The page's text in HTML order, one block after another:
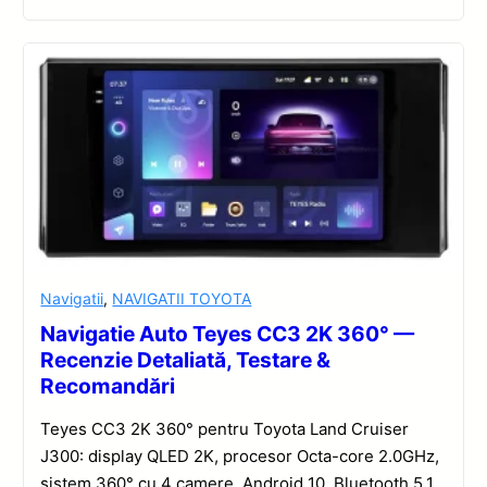
Navigatii, NAVIGATII TOYOTA
Navigatie Auto Teyes CC3 2K 360° —
Recenzie Detaliată, Testare &
Recomandări
Teyes CC3 2K 360° pentru Toyota Land Cruiser
J300: display QLED 2K, procesor Octa-core 2.0GHz,